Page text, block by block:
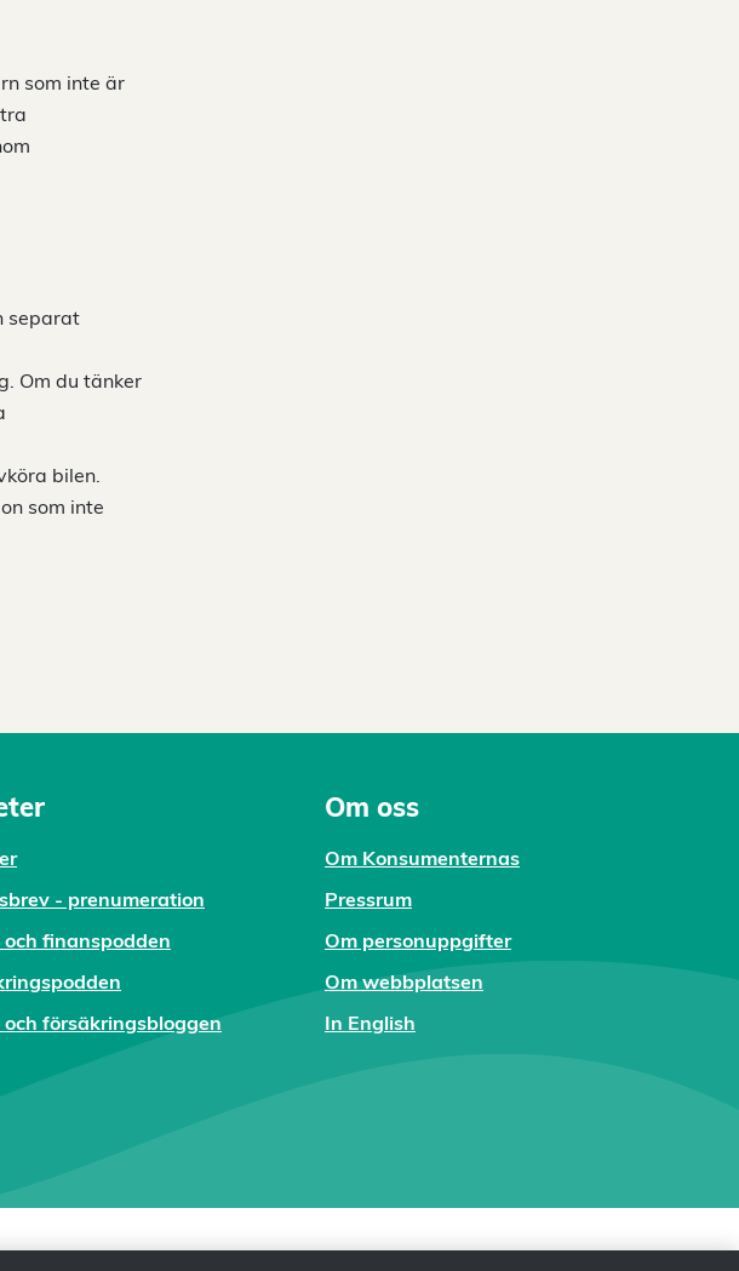
som inte är
separat
Om du tänker
bilen.
som inte
- prenumeration
finanspodden
försäkringsbloggen
Om oss
Om Konsumenternas
Pressrum
Om personuppgifter
Om webbplatsen
In English